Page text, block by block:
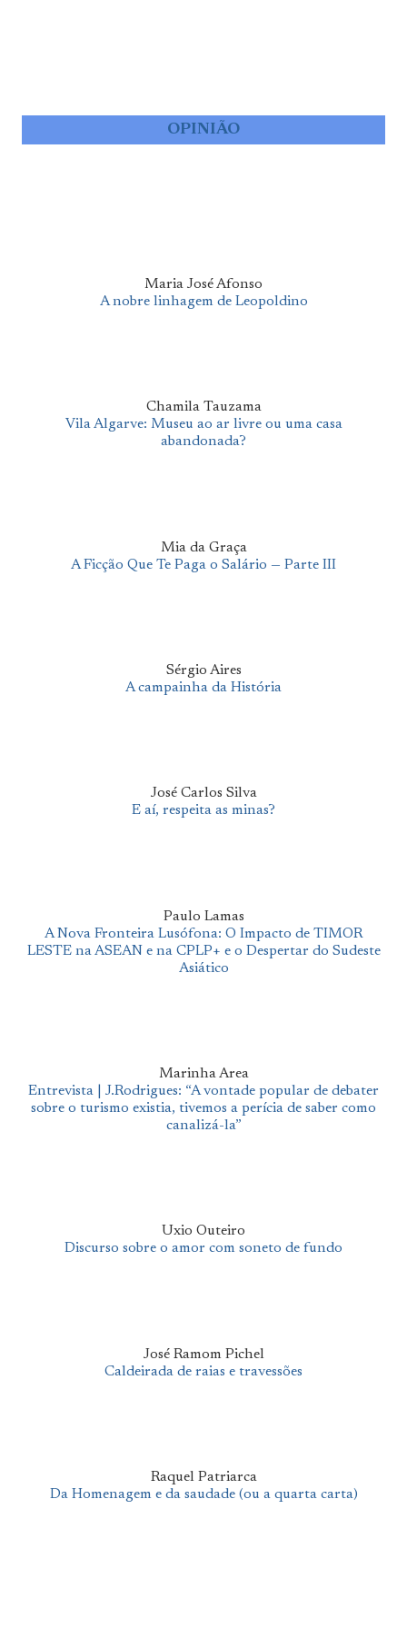
OPINIÃO
Maria José Afonso
A nobre linhagem de Leopoldino
Chamila Tauzama
Vila Algarve: Museu ao ar livre ou uma casa
abandonada?
Mia da Graça
A Ficção Que Te Paga o Salário — Parte III
Sérgio Aires
A campainha da História
José Carlos Silva
E aí, respeita as minas?
Paulo Lamas
A Nova Fronteira Lusófona: O Impacto de TIMOR
LESTE na ASEAN e na CPLP+ e o Despertar do Sudeste
Asiático
Marinha Area
Entrevista | J.Rodrigues: “A vontade popular de debater
sobre o turismo existia, tivemos a perícia de saber como
canalizá-la”
Uxio Outeiro
Discurso sobre o amor com soneto de fundo
José Ramom Pichel
Caldeirada de raias e travessões
Raquel Patriarca
Da Homenagem e da saudade (ou a quarta carta)